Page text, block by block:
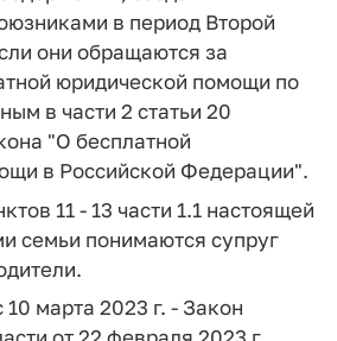
в период Второй
они обращаются за
юридической помощи по
в части 2 статьи 20
"О бесплатной
в Российской Федерации".
11 - 13 части 1.1 настоящей
семьи понимаются супруг
10 марта 2023 г. - Закон